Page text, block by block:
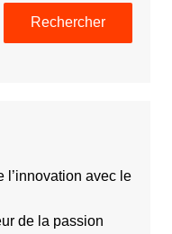
Rechercher
l’innovation avec le
de la passion